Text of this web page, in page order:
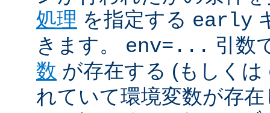
処理 を指定する early
きます。 env=... 引数
数 が存在する (もしくは
れていて環境変数が存